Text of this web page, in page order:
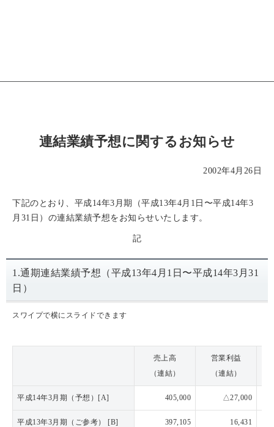
連結業績予想に関するお知らせ
2002年4月26日
下記のとおり、平成14年3月期（平成13年4月1日〜平成14年3
月31日）の連結業績予想をお知らせいたします。
記
1.通期連結業績予想（平成13年4月1日〜平成14年3月31
日）
スワイプで横にスライドできます
売上高
（連結）
営業利益
（連結）
平成14年3月期（予想）[A] 405,000 △27,000
平成13年3月期（ご参考） [B] 397,105 16,431